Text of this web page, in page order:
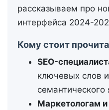
рассказываем про
интерфейса 2024-
Кому стоит
SEO-
ключевых слов
семантического
Маркетологам